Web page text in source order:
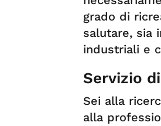
grado di
salutare, sia
industriali e
Servizio
Sei alla
alla